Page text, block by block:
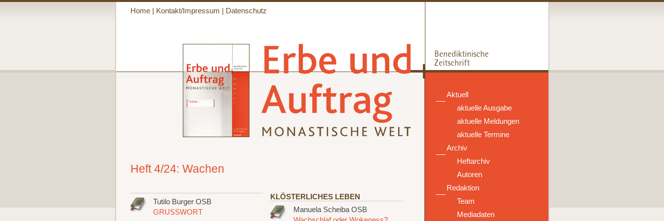
Home| Kontakt/Impressum Datenschutz
Aktuell
aktuelle Ausgabe
aktuelle Meldungen
aktuelle Termine
Archiv
Heftarchiv
Autoren
Redaktion
Team
Mediadaten
Heft 4/24: Wachen
Tutilo Burger OSB
GRUSSWORT
KLÖSTERLICHES LEBEN
Manuela Scheiba OSB